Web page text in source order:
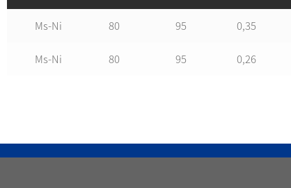
Ms-Ni 80 95 0,35
Ms-Ni 80 95 0,26